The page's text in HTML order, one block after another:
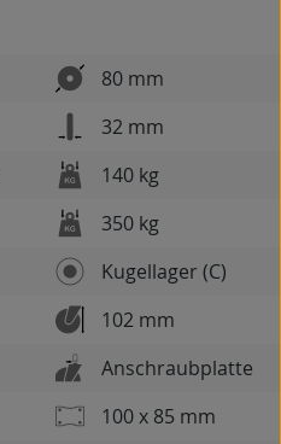
80 mm
32 mm
140 kg
350 kg
Kugellager (C)
102 mm
Anschraubplatte
100 x 85 mm